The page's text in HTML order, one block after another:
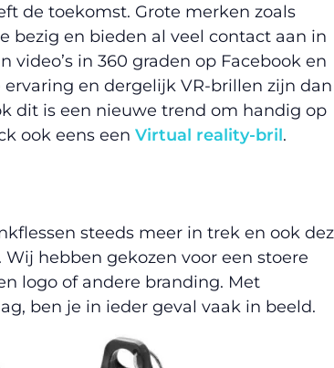
de toekomst. Grote merken zoals
bezig en bieden al veel contact aan in
in 360 graden op Facebook en
en dergelijk VR-brillen zijn dan
dit is een nieuwe trend om handig op
ook eens een Virtual reality-bril.
steeds meer in trek en ook
hebben gekozen voor een stoere
logo of andere branding. Met
ben je in ieder geval vaak in beeld.